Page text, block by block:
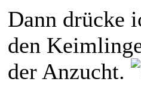
Dann drücke
den
der Anzucht.